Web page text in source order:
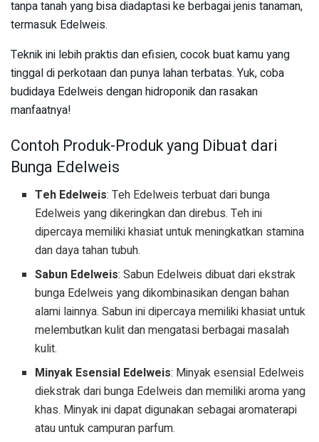
tanpa tanah yang bisa diadaptasi ke berbagai jenis tanaman,
termasuk Edelweis.
Teknik ini lebih praktis dan efisien, cocok buat kamu yang
tinggal di perkotaan dan punya lahan terbatas. Yuk, coba
budidaya Edelweis dengan hidroponik dan rasakan
manfaatnya!
Contoh Produk-Produk yang Dibuat dari
Bunga Edelweis
Teh Edelweis: Teh Edelweis terbuat dari bunga
Edelweis yang dikeringkan dan direbus. Teh ini
dipercaya memiliki khasiat untuk meningkatkan stamina
dan daya tahan tubuh.
Sabun Edelweis: Sabun Edelweis dibuat dari ekstrak
bunga Edelweis yang dikombinasikan dengan bahan
alami lainnya. Sabun ini dipercaya memiliki khasiat untuk
melembutkan kulit dan mengatasi berbagai masalah
kulit.
Minyak Esensial Edelweis: Minyak esensial Edelweis
diekstrak dari bunga Edelweis dan memiliki aroma yang
khas. Minyak ini dapat digunakan sebagai aromaterapi
atau untuk campuran parfum.